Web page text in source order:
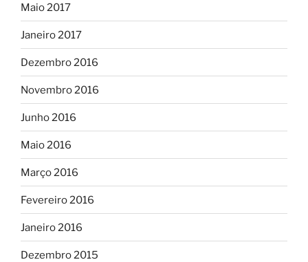
Maio 2017
Janeiro 2017
Dezembro 2016
Novembro 2016
Junho 2016
Maio 2016
Março 2016
Fevereiro 2016
Janeiro 2016
Dezembro 2015